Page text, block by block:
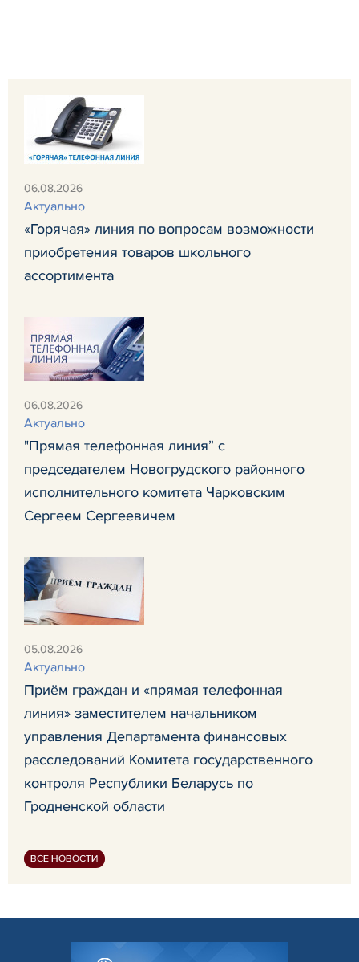
06.08.2026
Актуально
«Горячая» линия по вопросам возможности
приобретения товаров школьного
ассортимента
06.08.2026
Актуально
"Прямая телефонная линия” с
председателем Новогрудского районного
исполнительного комитета Чарковским
Сергеем Сергеевичем
05.08.2026
Актуально
Приём граждан и «прямая телефонная
линия» заместителем начальником
управления Департамента финансовых
расследований Комитета государственного
контроля Республики Беларусь по
Гродненской области
ВСЕ НОВОСТИ